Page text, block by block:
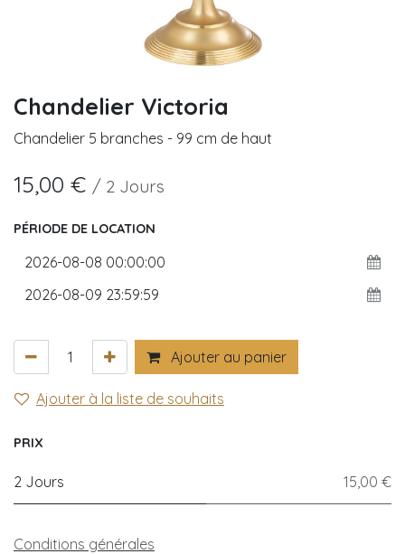
Chandelier Victoria
Chandelier 5 branches - 99 cm de haut
15,00 € / 2 Jours
PÉRIODE DE LOCATION
Ajouter au panier
Ajouter à la liste de souhaits
PRIX
2 Jours 15,00 €
Conditions générales